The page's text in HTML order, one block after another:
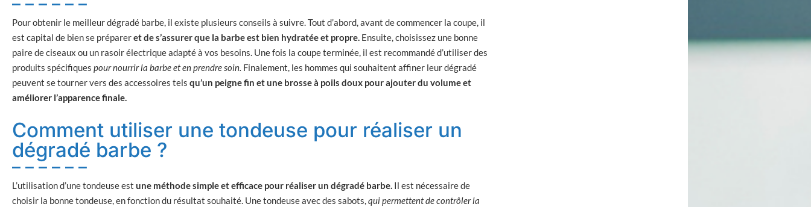
Pour obtenir le meilleur dégradé barbe, il existe plusieurs conseils à suivre. Tout d’abord, avant de commencer la coupe, il
est capital de bien se prépareret de s’assurer que la barbe est bien hydratée et propre. Ensuite, choisissez une bonne
paire de ciseaux ou un rasoir électrique adapté à vos besoins. Une fois la coupe terminée, il est recommandé d’utiliser des
produits spécifiques pour nourrir la barbe et en prendre soin. Finalement, les hommes qui souhaitent affiner leur dégradé
peuvent se tourner vers des accessoires tels qu’un peigne fin et une brosse à poils doux pour ajouter du volume et
améliorer l’apparence finale.
Comment utiliser une tondeuse pour réaliser un
dégradé barbe ?
L’utilisation d’une tondeuse est une méthode simple et efficace pour réaliser un dégradé barbe. Il est nécessaire de
choisir la bonne tondeuse, en fonction du résultat souhaité. Une tondeuse avec des sabots,qui permettent de contrôler la